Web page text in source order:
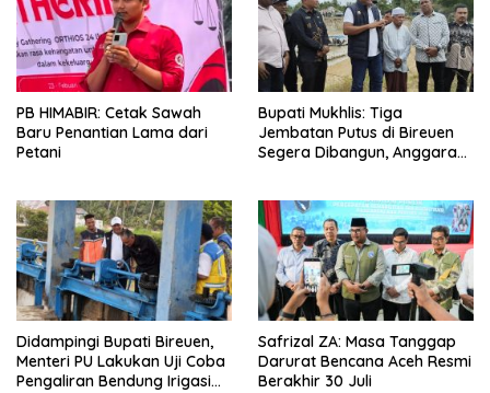
PB HIMABIR: Cetak Sawah
Baru Penantian Lama dari
Petani
Bupati Mukhlis: Tiga
Jembatan Putus di Bireuen
Segera Dibangun, Anggaran
Didampingi Bupati Bireuen,
Menteri PU Lakukan Uji Coba
Pengaliran Bendung Irigasi
Safrizal ZA: Masa Tanggap
Darurat Bencana Aceh Resmi
Berakhir 30 Juli